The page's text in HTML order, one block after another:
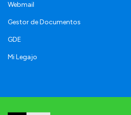
Webmail
Gestor de Documentos
GDE
Mi Legajo